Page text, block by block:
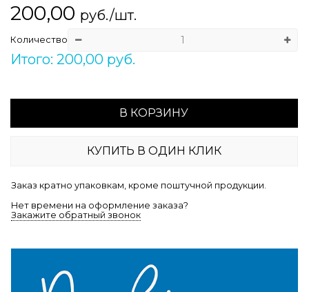
200,00 руб./шт.
Количество
Итого: 200,00 руб.
В КОРЗИНУ
КУПИТЬ В ОДИН КЛИК
Заказ кратно упаковкам, кроме поштучной продукции.
Нет времени на оформление заказа?
Закажите обратный звонок